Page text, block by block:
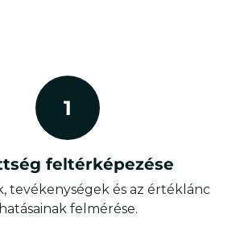
1
feltérképezése
tevékenységek és az értéklánc
hatásainak felmérése.